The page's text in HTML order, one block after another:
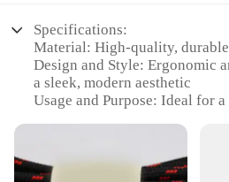
Specifications:
Material: High-quality,
Design and Style: Ergonomic
a sleek, modern aesthetic
Usage and Purpose: Ideal for
Performance and Property:
Parts and Accessories: Comes